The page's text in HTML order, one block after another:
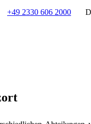
+49 2330 606 2000